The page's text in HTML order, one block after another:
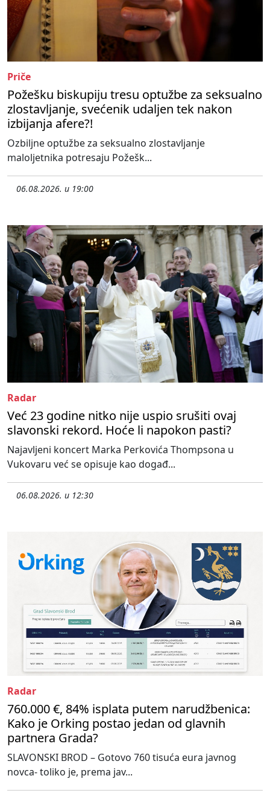
Priče
Požešku biskupiju tresu optužbe za seksualno
zlostavljanje, svećenik udaljen tek nakon
izbijanja afere?!
Ozbiljne optužbe za seksualno zlostavljanje
maloljetnika potresaju Požešk...
06.08.2026. u 19:00
Radar
Već 23 godine nitko nije uspio srušiti ovaj
slavonski rekord. Hoće li napokon pasti?
Najavljeni koncert Marka Perkovića Thompsona u
Vukovaru već se opisuje kao događ...
06.08.2026. u 12:30
Radar
760.000 €, 84% isplata putem narudžbenica:
Kako je Orking postao jedan od glavnih
partnera Grada?
SLAVONSKI BROD – Gotovo 760 tisuća eura javnog
novca- toliko je, prema jav...